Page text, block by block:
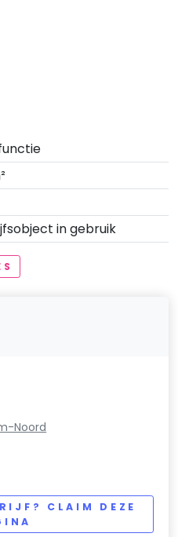
in gebruik
Noord
CLAIM DEZE